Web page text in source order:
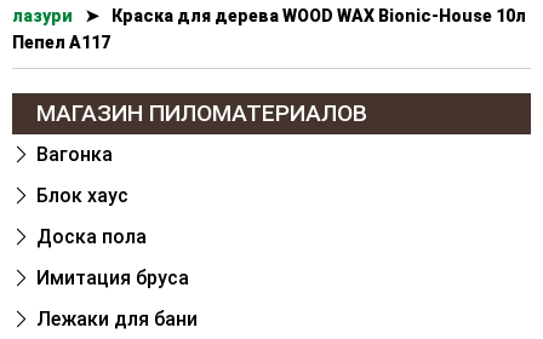
лазури
➤
Краска для дерева WOOD WAX Bionic-House 10л
Пепел А117
МАГАЗИН ПИЛОМАТЕРИАЛОВ
Вагонка
Блок хаус
Доска пола
Имитация бруса
Лежаки для бани